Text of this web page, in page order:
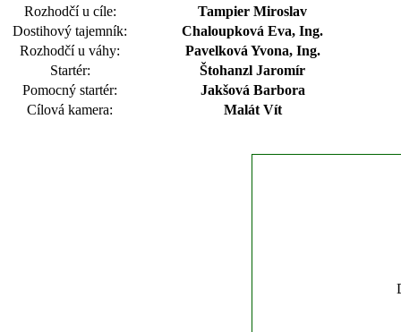
Rozhodčí u cíle:
Tampier Miroslav
Dostihový tajemník:
Chaloupková Eva, Ing.
Rozhodčí u váhy:
Pavelková Yvona, Ing.
Startér:
Štohanzl Jaromír
Pomocný startér:
Jakšová Barbora
Cílová kamera:
Malát Vít